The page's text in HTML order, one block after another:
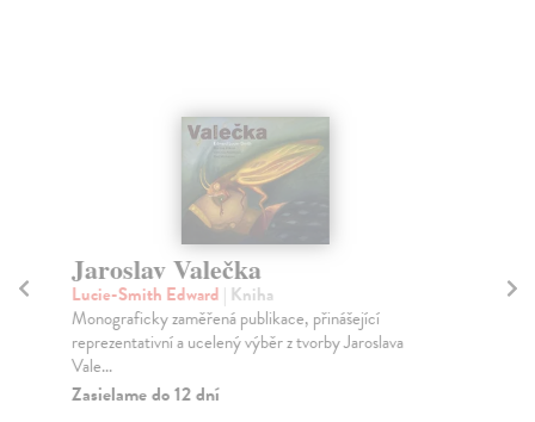
Jaroslav Valečka
Lucie-Smith Edward | Kniha
Monograficky zaměřená publikace, přinášející
reprezentativní a ucelený výběr z tvorby Jaroslava
Vale...
Zasielame do 12 dní